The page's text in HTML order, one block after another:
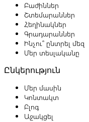
Բաժիններ
Շտեմարաններ
Հեղինակներ
Գրադարաններ
Ինչու՞ ընտրել մեզ
Մեր տեսլականը
Ընկերություն
Մեր մասին
Կոնտակտ
Բլոգ
Աջակցել